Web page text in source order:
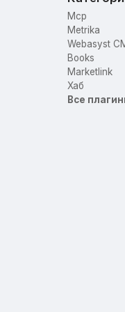
Mcp
Metrika
Webasyst
Books
Marketlink
Хаб
Все